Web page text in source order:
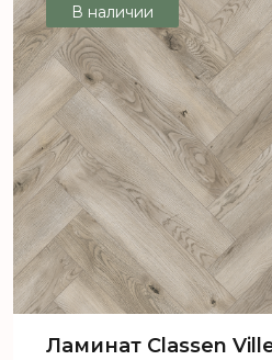
В наличии
Ламинат Classen